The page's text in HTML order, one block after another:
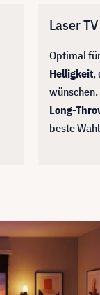
Laser TV
Optimal
Helligkeit,
Long-
beste